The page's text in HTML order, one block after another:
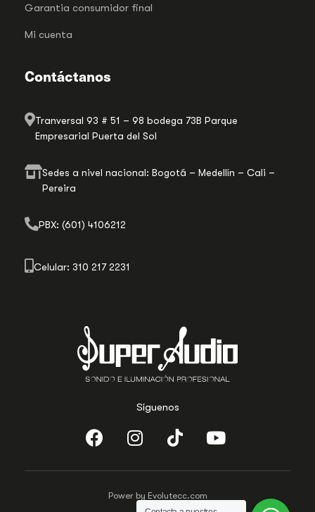
Síguenos
Garantia consumidor final
Mi cuenta
Contáctanos
Tranversal 93 # 51 – 98 bodega 73B Parque
Empresarial Puerta del Sol
Sedes a nivel nacional: Bogotá – Medellín – Cali –
Pereira
PBX: (601) 4106212
Celular: 310 217 2231
Power by Evolutecc.com